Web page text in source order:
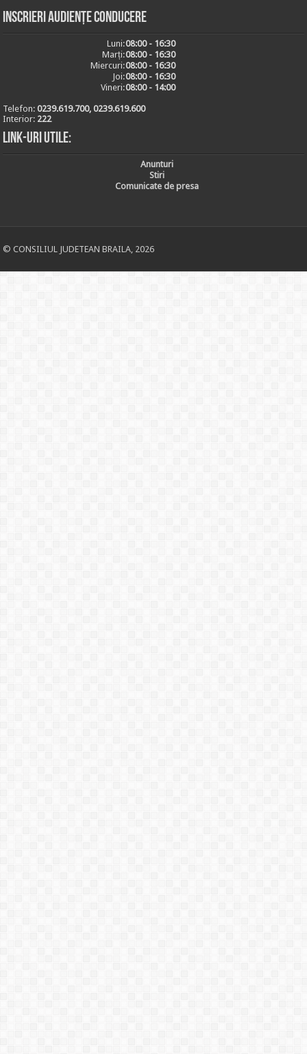
Inscrieri audiențe conducere
Luni:08:00 - 16:30
Marți:08:00 - 16:30
Miercuri:08:00 - 16:30
Joi:08:00 - 16:30
Vineri:08:00 - 14:00
Telefon:0239.619.700, 0239.619.600
Interior: 222
Link-uri utile:
Anunturi
Stiri
Comunicate de presa
© CONSILIUL JUDETEAN BRAILA, 2026